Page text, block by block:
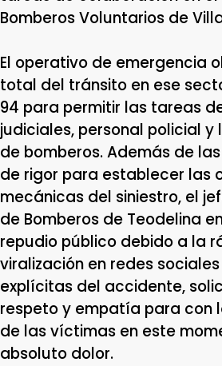
Bomberos Voluntarios de
El operativo de emergencia
total del tránsito en ese
94 para permitir las tareas
judiciales, personal policial
de bomberos. Además de
de rigor para establecer las
mecánicas del siniestro, el
de Bomberos de Teodelina
repudio público debido a la
viralización en redes
explícitas del accidente,
respeto y empatía para con
de las víctimas en este
absoluto dolor.